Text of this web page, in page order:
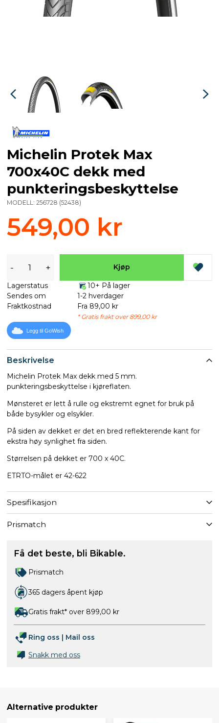
Beskrivelse
Michelin Protek Max dekk med 5 mm.
punkteringsbeskyttelse i kjøreflaten.
Mønsteret er lett å rulle og ekstremt egnet for bruk på
både bysykler og elsykler.
På siden av dekket er det en bred reflekterende kant for
ekstra høy synlighet fra siden.
Størrelsen på dekket er 700 x 40C.
ETRTO-målet er 42-622
Spesifikasjon
Prismatch
Michelin Protek Max
700x40C dekk med
punkteringsbeskyttelse
MODELL: 256728 (52438)
549,00 kr
- + Kjøp
Lagerstatus
10+ På lager
Sendes om
1-2 hverdager
Fraktkostnad
Fra 89,00 kr
* Gratis frakt over 899,00 kr
Legg til GoWish
Få det beste, bli Bikable.
Prismatch
365 dagers åpent kjøp
Gratis frakt* over 899,00 kr
Ring oss | Mail oss
Snakk med oss
Alternative produkter